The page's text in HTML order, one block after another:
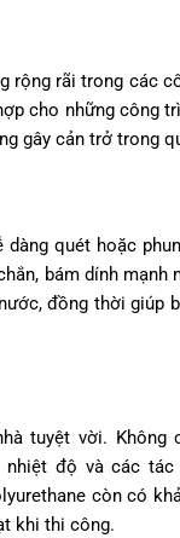
rộng rãi trong các
cho những công
gây cản trở trong
quét hoặc
bám dính mạnh
đồng thời giúp
tuyệt vời. Không
độ và các
còn có
khi thi công.